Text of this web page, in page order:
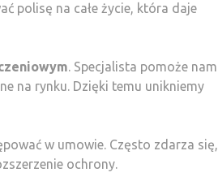
polisę na całe życie, która daje
. Specjalista pomoże nam
na rynku. Dzięki temu unikniemy
w umowie. Często zdarza się,
ochrony.